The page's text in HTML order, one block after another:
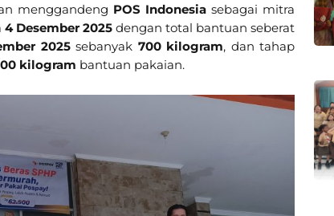
menggandeng POS Indonesia sebagai mitra
4 Desember 2025dengan total bantuan seberat
2025sebanyak 700 kilogram, dan tahap
kilogram bantuan pakaian.